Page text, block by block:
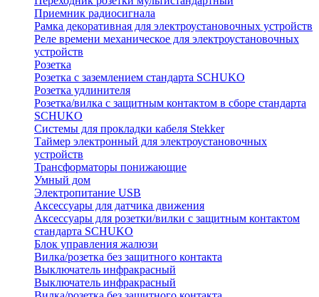
Приемник радиосигнала
Рамка декоративная для электроустановочных устройств
Реле времени механическое для электроустановочных
устройств
Розетка
Розетка с заземлением стандарта SCHUKO
Розетка удлинителя
Розетка/вилка с защитным контактом в сборе стандарта
SCHUKO
Системы для прокладки кабеля Stekker
Таймер электронный для электроустановочных
устройств
Трансформаторы понижающие
Умный дом
Электропитание USB
Аксессуары для датчика движения
Аксессуары для розетки/вилки с защитным контактом
стандарта SCHUKO
Блок управления жалюзи
Вилка/розетка без защитного контакта
Выключатель инфракрасный
Выключатель инфракрасный